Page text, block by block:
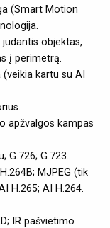
(Smart Motion
objektas,
į perimetrą.
kartu su AI
apžvalgos kampas
G.726; G.723.
MJPEG (tik
H.265; AI H.264.
IR pašvietimo